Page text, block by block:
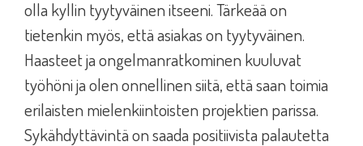
olla kyllin tyytyväinen itseeni. Tärkeää on
tietenkin myös, että asiakas on tyytyväinen.
Haasteet ja ongelmanratkominen kuuluvat
työhöni ja olen onnellinen siitä, että saan toimia
erilaisten mielenkiintoisten projektien parissa.
Sykähdyttävintä on saada positiivista palautetta